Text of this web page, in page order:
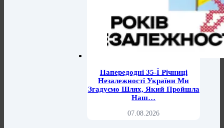
Напередодні 35-Ї Річниці
Незалежності України Ми
Згадуємо Шлях, Який Пройшла
Наш…
07.08.2026